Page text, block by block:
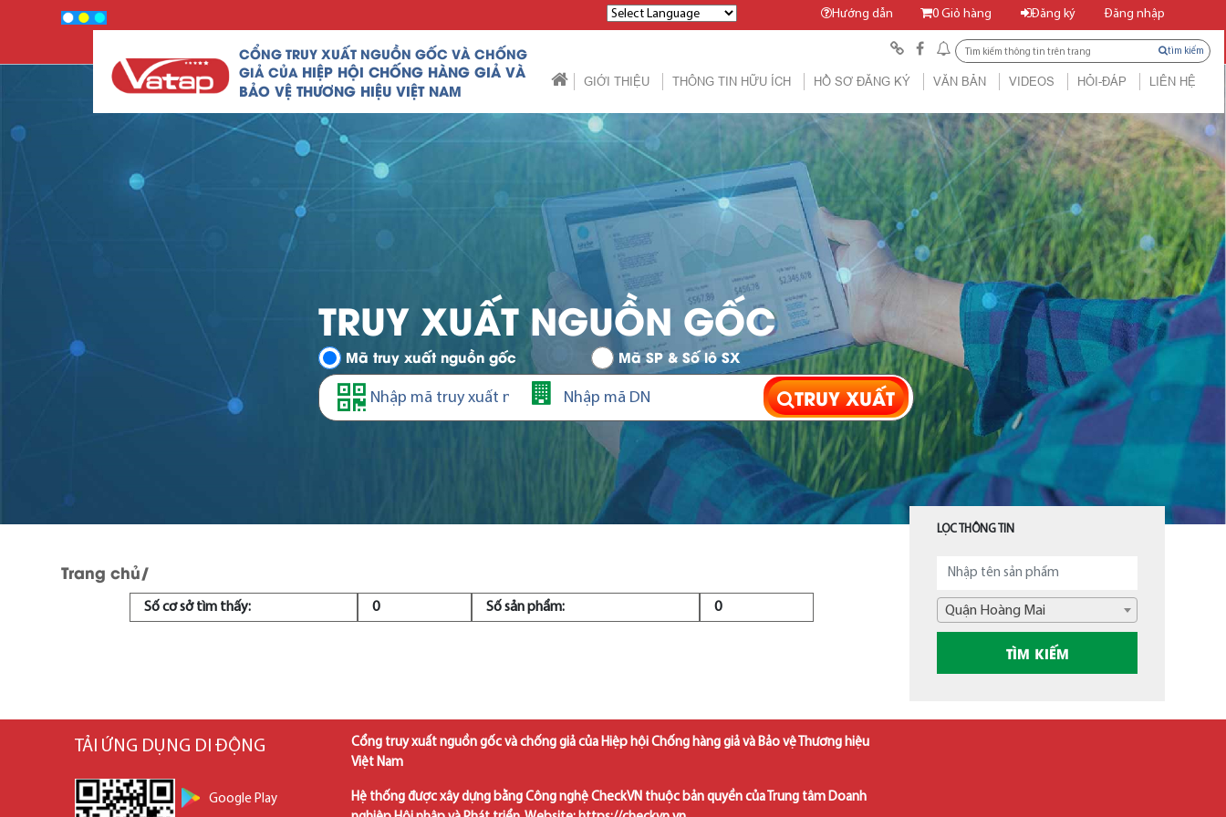
Powered by
Hướng dẫn 0Giỏ hàng Đăng ký Đăng nhập
CỔNG TRUY XUẤT NGUỒN GỐC VÀ CHỐNG
GIẢ CỦA HIỆP HỘI CHỐNG HÀNG GIẢ VÀ
BẢO VỆ THƯƠNG HIỆU VIỆT NAM
tìm kiếm
GIỚI THIỆU THÔNG TIN HỮU ÍCH HỒ SƠ ĐĂNG KÝ VĂN BẢN VIDEOS HỎI-ĐÁP LIÊN HỆ
TRUY XUẤT NGUỒN GỐC
Mã truy xuất nguồn gốc Mã SP & Số lô SX
TRUY XUẤT
Trang chủ/
Số cơ sở tìm thấy: 0 Số sản phẩm: 0
LỌC THÔNG TIN
Quận Hoàng Mai
TẢI ỨNG DỤNG DI ĐỘNG
Google Play
Cổng truy xuất nguồn gốc và chống giả của Hiệp hội Chống hàng giả và Bảo vệ Thương hiệu
Việt Nam
Hệ thống được xây dựng bằng Công nghệ CheckVN thuộc bản quyền của Trung tâm Doanh